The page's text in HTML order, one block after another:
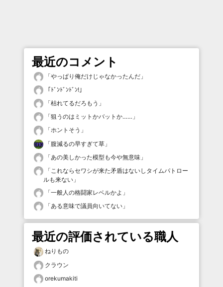
最近のコメント
「やっぱり俺だけじゃなかったんだ 」
「 ﾄﾞﾝﾄﾞﾝﾄﾞﾝ! 」
「枯れてるだろもう 」
「狙うのはミットかバットか…… 」
「ホントそう 」
「腹減るの早すぎて草 」
「あの美しかった模型も今や無意味 」
「 これならセワシが来た矛盾はないしタイムパトロー
ルも来ない 」
「一般人の格闘家レベルかよ 」
「ある意味で議員向いてない 」
最近の評価されている職人
ねりもの
クラウン
orekumakiti